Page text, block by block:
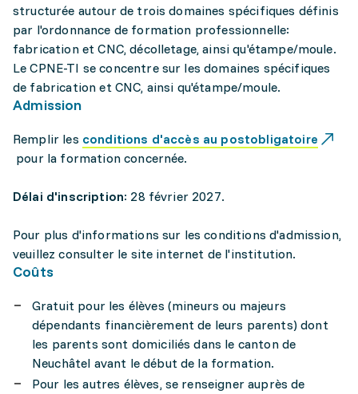
structurée autour de trois domaines spécifiques définis
par l'ordonnance de formation professionnelle:
fabrication et CNC, décolletage, ainsi qu'étampe/moule.
Le CPNE-TI se concentre sur les domaines spécifiques
de fabrication et CNC, ainsi qu'étampe/moule.
Admission
Remplir les conditions d'accès au postobligatoire
pour la formation concernée.
Délai d'inscription: 28 février 2027.
Pour plus d'informations sur les conditions d'admission,
veuillez consulter le site internet de l'institution.
Coûts
Gratuit pour les élèves (mineurs ou majeurs
dépendants financièrement de leurs parents) dont
les parents sont domiciliés dans le canton de
Neuchâtel avant le début de la formation.
Pour les autres élèves, se renseigner auprès de